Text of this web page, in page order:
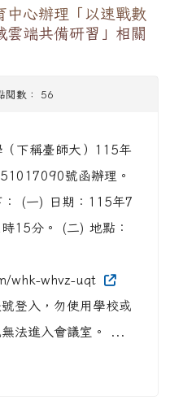
中心辦理「以速戰數
雲端共備研習」相關
閱數： 56
下稱臺師大）115年
號函辦理。
： (一) 日期：115年7
15分。 (二) 地點：
whk-whvz-uqt
登入，勿使用學校或
法進入會議室。 ...